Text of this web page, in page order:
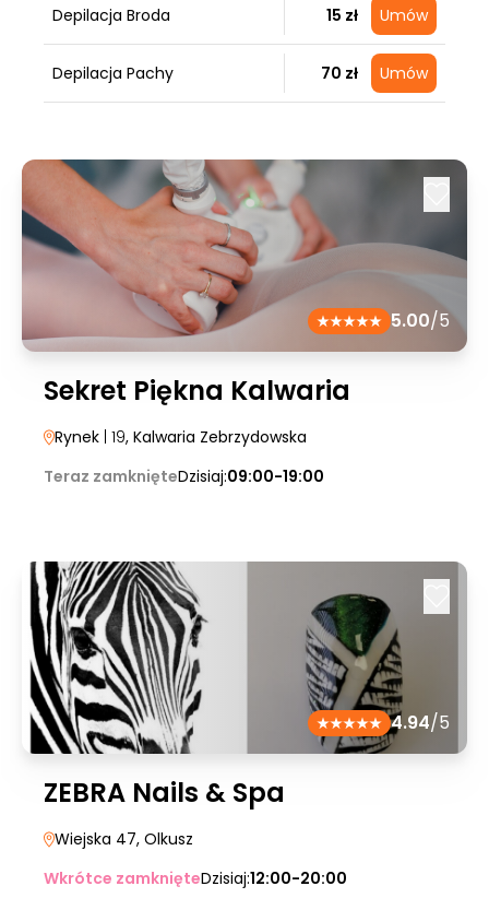
Depilacja Broda 15 zł Umów
Depilacja Pachy 70 zł Umów
5.00/5
Sekret Piękna Kalwaria
Rynek | 19, Kalwaria Zebrzydowska
Teraz zamknięteDzisiaj:09:00-19:00
4.94/5
ZEBRA Nails & Spa
Wiejska 47, Olkusz
Wkrótce zamknięteDzisiaj:12:00-20:00